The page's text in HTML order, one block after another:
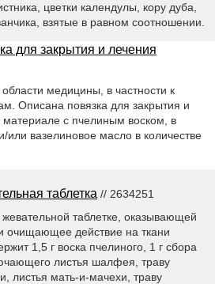
цветки календулы, кору дуба,
взятые в равном соотношении.
для закрытия и лечения
медицины, в частности к
Описана повязка для закрытия и
материале с пчелиным воском, в
или вазелиновое масло в количестве
таблетка // 2634251
таблетке, оказывающей
очищающее действие на ткани
1,5 г воска пчелиного, 1 г сбора
листья шалфея, траву
листья мать-и-мачехи, траву